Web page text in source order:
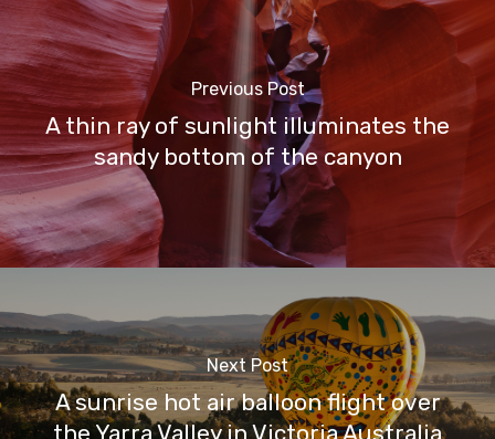
Previous Post
A thin ray of sunlight illuminates the
sandy bottom of the canyon
Next Post
A sunrise hot air balloon flight over
the Yarra Valley in Victoria Australia